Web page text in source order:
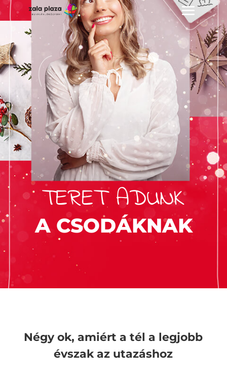
TERET ADUNK
A CSODÁKNAK
Négy ok, amiért a tél a legjobb
évszak az utazáshoz